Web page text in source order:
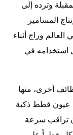
وترده إلى
لإنتاج المسامير
العالم وراج أثناء
استخدامه في
أخرى، منها
عيون قطط ذكية
تراقب سرعة